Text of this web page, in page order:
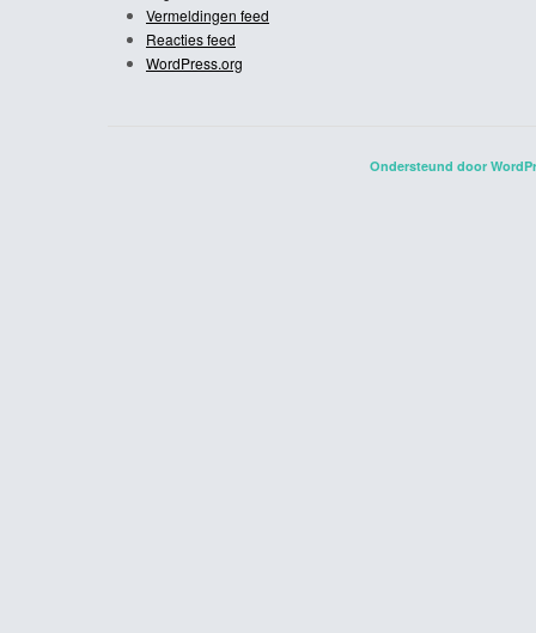
Vermeldingen feed
Reacties feed
WordPress.org
Ondersteund door